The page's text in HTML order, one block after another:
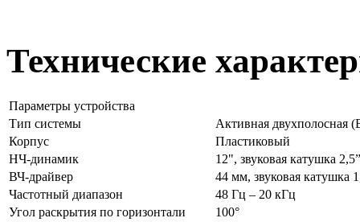
Технические
Параметры устройства
Тип системы
Активная двухполосная
Корпус
Пластиковый
НЧ-динамик
12", звуковая катушка 2,5”
ВЧ-драйвер
44 мм, звуковая катушка
Частотный диапазон
48 Гц – 20 кГц
Угол раскрытия по горизонтали
100°